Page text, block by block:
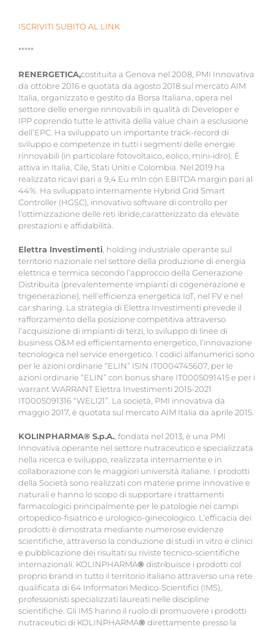
ISCRIVITI SUBITO AL LINK
*****
RENERGETICA,costituita a Genova nel 2008, PMI Innovativa
da ottobre 2016 e quotata da agosto 2018 sul mercato AIM
Italia, organizzato e gestito da Borsa Italiana, opera nel
settore delle energie rinnovabili in qualità di Developer e
IPP coprendo tutte le attività della value chain a esclusione
dell’EPC. Ha sviluppato un importante track-record di
sviluppo e competenze in tutti i segmenti delle energie
rinnovabili (in particolare fotovoltaico, eolico, mini-idro). È
attiva in Italia, Cile, Stati Uniti e Colombia. Nel 2019 ha
realizzato ricavi pari a 9,4 Eu mln con EBITDA margin pari al
44%. Ha sviluppato internamente Hybrid Grid Smart
Controller (HGSC), innovativo software di controllo per
l’ottimizzazione delle reti ibride,caratterizzato da elevate
prestazioni e affidabilità.
Elettra Investimenti, holding industriale operante sul
territorio nazionale nel settore della produzione di energia
elettrica e termica secondo l’approccio della Generazione
Distribuita (prevalentemente impianti di cogenerazione e
trigenerazione), nell’efficienza energetica IoT, nel FV e nel
car sharing. La strategia di Elettra Investimenti prevede il
rafforzamento della posizione competitiva attraverso
l’acquisizione di impianti di terzi, lo sviluppo di linee di
business O&M ed efficientamento energetico, l’innovazione
tecnologica nel service energetico. I codici alfanumerici sono
per le azioni ordinarie “ELIN” ISIN IT0004745607, per le
azioni ordinarie “ELIN” con bonus share IT0005091415 e per i
warrant WARRANT Elettra Investimenti 2015-2021
IT0005091316 “WELI21”. La società, PMI innovativa da
maggio 2017, è quotata sul mercato AIM Italia da aprile 2015.
KOLINPHARMA® S.p.A., fondata nel 2013, è una PMI
Innovativa operante nel settore nutraceutico e specializzata
nella ricerca e sviluppo, realizzata internamente e in
collaborazione con le maggiori università italiane. I prodotti
della Società sono realizzati con materie prime innovative e
naturali e hanno lo scopo di supportare i trattamenti
farmacologici principalmente per le patologie nei campi
ortopedico-fisiatrico e urologico-ginecologico. L’efficacia dei
prodotti è dimostrata mediante numerose evidenze
scientifiche, attraverso la conduzione di studi in vitro e clinici
e pubblicazione dei risultati su riviste tecnico-scientifiche
internazionali. KOLINPHARMA® distribuisce i prodotti col
proprio brand in tutto il territorio italiano attraverso una rete
qualificata di 64 Informatori Medico-Scientifici (IMS),
professionisti specializzati laureati nelle discipline
scientifiche. Gli IMS hanno il ruolo di promuovere i prodotti
nutraceutici di KOLINPHARMA® direttamente presso la